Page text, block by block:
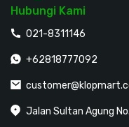
Hubungi Kami
021-8311146
+62818777092
Jalan Sultan Agung